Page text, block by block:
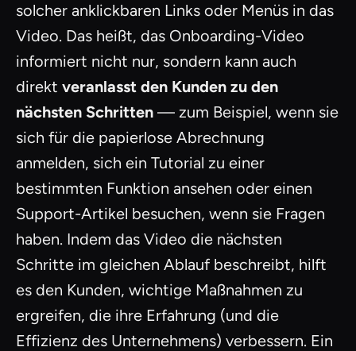
solcher anklickbaren Links oder Menüs in das
Video. Das heißt, das Onboarding-Video
informiert nicht nur, sondern kann auch
direkt veranlasst den Kunden zu den
nächsten Schritten — zum Beispiel, wenn sie
sich für die papierlose Abrechnung
anmelden, sich ein Tutorial zu einer
bestimmten Funktion ansehen oder einen
Support-Artikel besuchen, wenn sie Fragen
haben. Indem das Video die nächsten
Schritte im gleichen Ablauf beschreibt, hilft
es den Kunden, wichtige Maßnahmen zu
ergreifen, die ihre Erfahrung (und die
Effizienz des Unternehmens) verbessern. Ein